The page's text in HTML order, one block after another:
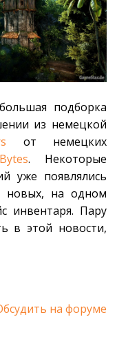
подборка
из немецкой
от немецких
. Некоторые
уже появлялись
новых, на одном
инвентаря. Пару
в этой новости,
на форуме